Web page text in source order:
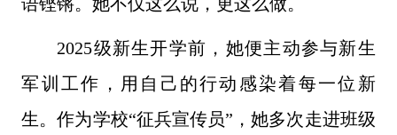
2025级新生开学前，她便主动参与新生
军训工作，用自己的行动感染着每一位新
生。作为学校“征兵宣传员”，她多次走进班级